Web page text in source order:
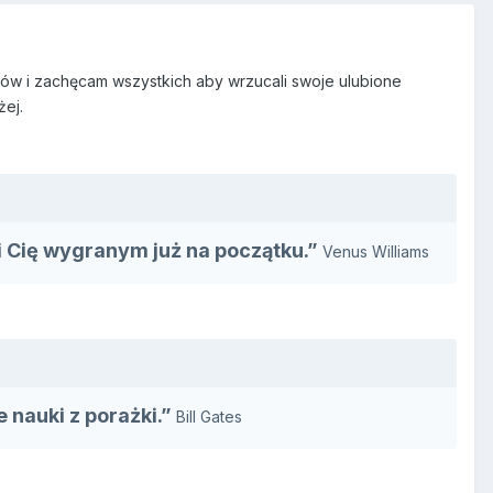
i zachęcam wszystkich aby wrzucali swoje ulubione
wygranym już na początku.” Venus Williams
nauki z porażki.” Bill Gates